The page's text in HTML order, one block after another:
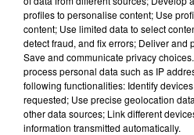
profiles to personalise content; Use
content; Use limited data to select
detect fraud, and fix errors; Deliver and
Save and communicate privacy
process personal data such as IP
following functionalities: Identify
requested; Use precise geolocation
other data sources; Link different
information transmitted automatically.